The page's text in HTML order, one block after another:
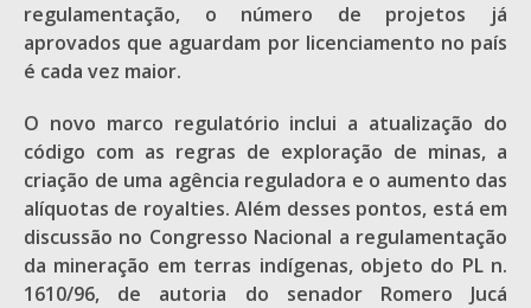
regulamentação, o número de projetos já
aprovados que aguardam por licenciamento no país
é cada vez maior.
O novo marco regulatório inclui a atualização do
código com as regras de exploração de minas, a
criação de uma agência reguladora e o aumento das
alíquotas de royalties. Além desses pontos, está em
discussão no Congresso Nacional a regulamentação
da mineração em terras indígenas, objeto do PL n.
1610/96, de autoria do senador Romero Jucá